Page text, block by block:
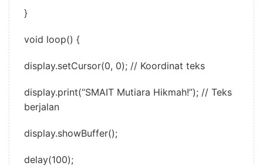
}
void loop() {
display.setCursor(0, 0); // Koordinat teks
display.print(“SMAIT Mutiara Hikmah!”); // Teks
berjalan
display.showBuffer();
delay(100);